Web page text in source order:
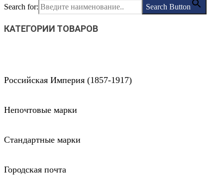
Search for: Search Button
КАТЕГОРИИ ТОВАРОВ
Российская Империя (1857-1917)
Непочтовые марки
Стандартные марки
Городская почта